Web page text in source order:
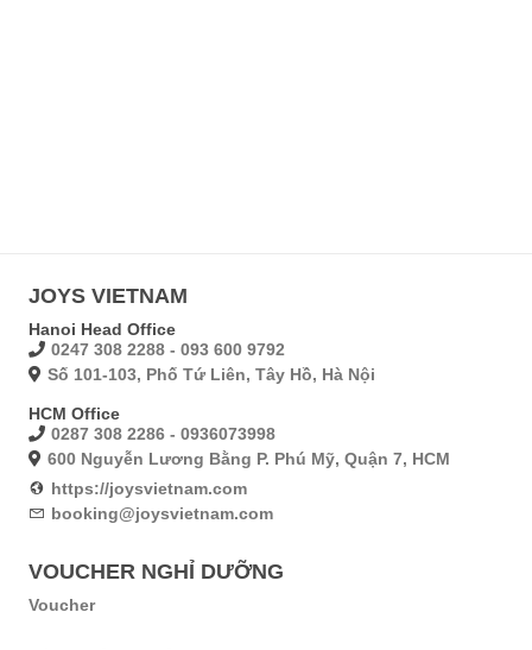
JOYS VIETNAM
Hanoi Head Office
0247 308 2288 - 093 600 9792
Số 101-103, Phố Tứ Liên, Tây Hồ, Hà Nội
HCM Office
0287 308 2286 - 0936073998
600 Nguyễn Lương Bằng P. Phú Mỹ, Quận 7, HCM
https://joysvietnam.com
booking@joysvietnam.com
VOUCHER NGHỈ DƯỠNG
Voucher